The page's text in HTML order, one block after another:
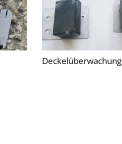
Deckelüberwachung